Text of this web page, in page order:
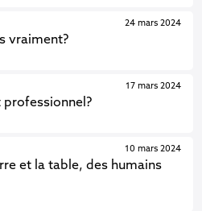
vraiment?
24 mars 2024
professionnel?
17 mars 2024
et la table, des humains
10 mars 2024